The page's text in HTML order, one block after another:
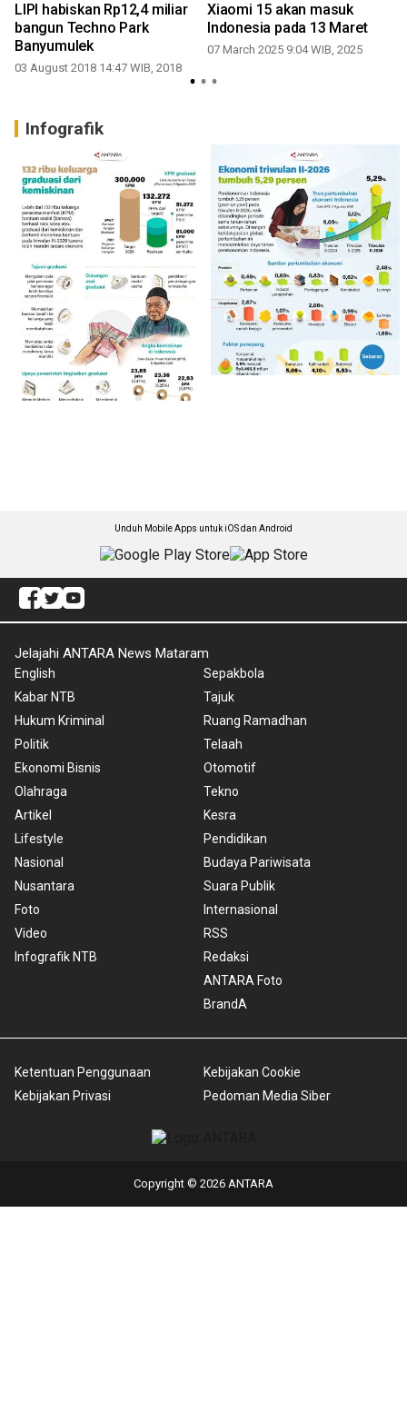
LIPI habiskan Rp12,4 miliar
bangun Techno Park
Banyumulek
03 August 2018 14:47 WIB, 2018
Xiaomi 15 akan masuk
Indonesia pada 13 Maret
07 March 2025 9:04 WIB, 2025
Infografik
Unduh Mobile Apps untuk iOS dan Android
Jelajahi ANTARA News Mataram
English
Kabar NTB
Hukum Kriminal
Politik
Ekonomi Bisnis
Olahraga
Artikel
Lifestyle
Nasional
Nusantara
Foto
Video
Infografik NTB
Sepakbola
Tajuk
Ruang Ramadhan
Telaah
Otomotif
Tekno
Kesra
Pendidikan
Budaya Pariwisata
Suara Publik
Internasional
RSS
Redaksi
ANTARA Foto
BrandA
Ketentuan Penggunaan
Kebijakan Privasi
Kebijakan Cookie
Pedoman Media Siber
Copyright © 2026 ANTARA